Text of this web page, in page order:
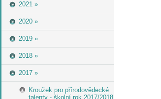
2021 »
2020 »
2019 »
2018 »
2017 »
Kroužek pro přírodovědecké
talenty - školní rok 2017/2018